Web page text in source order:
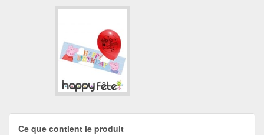
Ce que contient le produit